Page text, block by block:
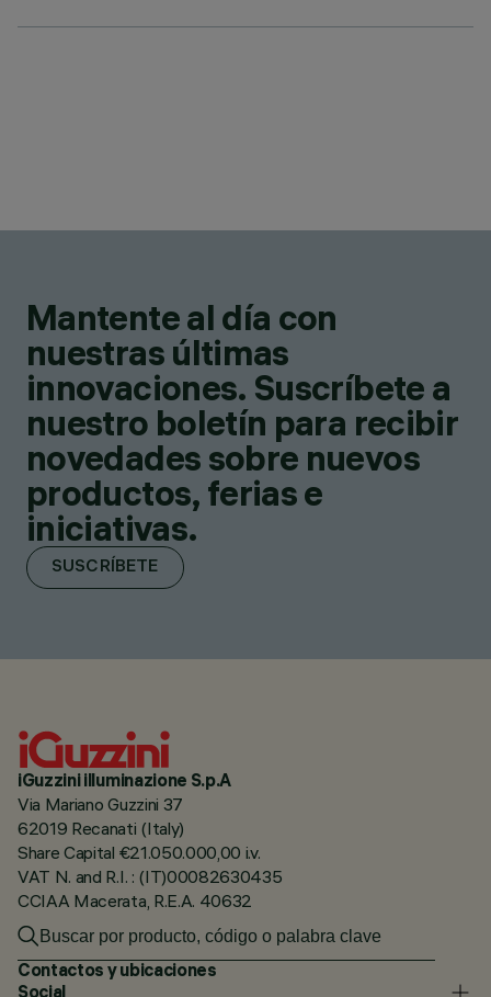
Mantente al día con
nuestras últimas
innovaciones. Suscríbete a
nuestro boletín para recibir
novedades sobre nuevos
productos, ferias e
iniciativas.
SUSCRÍBETE
iGuzzini illuminazione S.p.A
Via Mariano Guzzini 37
62019 Recanati (Italy)
Share Capital €21.050.000,00 i.v.
VAT N. and R.I. : (IT)00082630435
CCIAA Macerata, R.E.A. 40632
Contactos y ubicaciones
Social